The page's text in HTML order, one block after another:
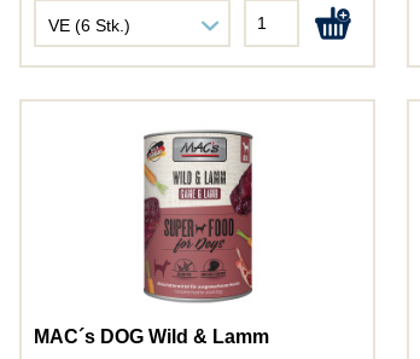
MAC´s DOG Wild & Lamm